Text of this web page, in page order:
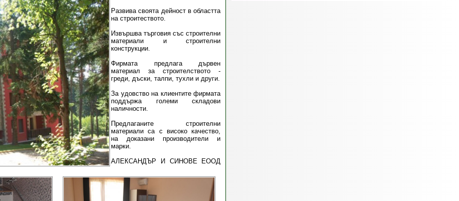
Развива своята дейност в областта
на строитеството.
Извършва търговия със строителни
материали и строителни
конструкции.
Фирмата предлага дървен
материал за строителството -
греди, дъски, талпи, тухли и други.
За удовство на клиентите фирмата
поддържа големи складови
наличности.
Предлаганите строителни
материали са с високо качество,
на доказани производители и
марки.
АЛЕКСАНДЪР И СИНОВЕ ЕООД